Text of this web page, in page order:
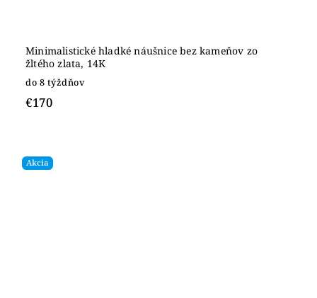
Minimalistické hladké náušnice bez kameňov zo
žltého zlata, 14K
do 8 týždňov
€170
Akcia